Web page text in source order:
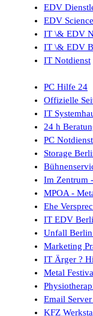
EDV
EDV Science
IT \& EDV
IT \& EDV
IT Notdienst
PC Hilfe 24
Offizielle
IT
24 h
PC
Storage
Im Zentrum
MPOA -
Ehe
IT EDV
Unfall
Marketing
IT Ärger ?
Metal
Email
KFZ